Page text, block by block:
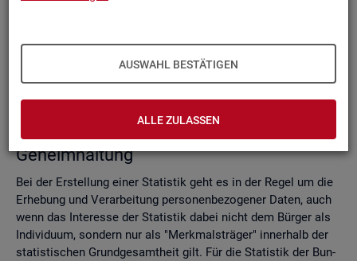
AUSWAHL BESTÄTIGEN
ALLE ZULASSEN
tung
Zell­sper­rungs­ver­fah­ren
Run­dungs­ver­fah­ren
Ver­gleich der Ver­fah­ren
Recht­li­che Grund­la­gen der sta­tis­ti­schen
Ge­heim­hal­tung
Bei der Er­stel­lung einer Sta­tis­tik geht es in der Regel um die
Er­he­bung und Ver­ar­bei­tung per­so­nen­be­zo­ge­ner Daten, auch
wenn das In­ter­es­se der Sta­tis­tik dabei nicht dem Bür­ger als
In­di­vi­du­um, son­dern nur als "Merk­mals­trä­ger" in­ner­halb der
sta­tis­ti­schen Grund­ge­samt­heit gilt. Für die Sta­tis­tik der Bun­